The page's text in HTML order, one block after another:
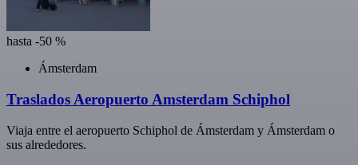
hasta -50 %
Ámsterdam
Traslados Aeropuerto Amsterdam Schiphol
Viaja entre el aeropuerto Schiphol de Ámsterdam y Ámsterdam o
sus alrededores.